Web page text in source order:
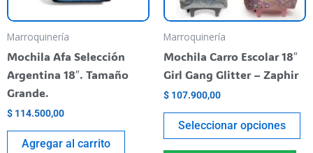
Marroquinería
Mochila Afa Selección
Argentina 18″. Tamaño
Grande.
$ 114.500,00
Agregar al carrito
Marroquinería
Mochila Carro Escolar 18″
Girl Gang Glitter – Zaphir
$ 107.900,00
Seleccionar opciones
se